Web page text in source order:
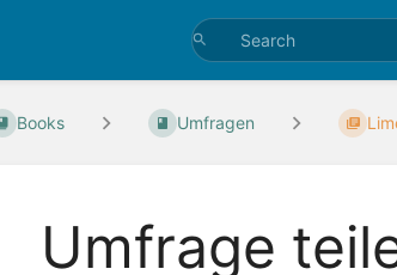
Books Umfragen
Umfrage